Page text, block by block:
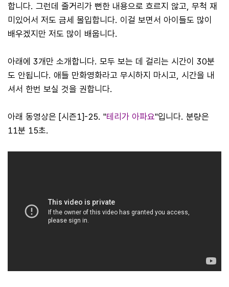
합니다. 그런데 줄거리가 뻔한 내용으로 흐르지 않고, 무척 재
미있어서 저도 금세 몰입합니다. 이걸 보면서 아이들도 많이
배우겠지만 저도 많이 배웁니다.
아래에 3개만 소개합니다. 모두 보는 데 걸리는 시간이 30분
도 안됩니다. 애들 만화영화라고 무시하지 마시고, 시간을 내
셔서 한번 보실 것을 권합니다.
아래 동영상은 [시즌1]-25. "테리가 아파요"입니다. 분량은
11분 15초.